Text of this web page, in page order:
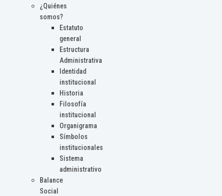
¿Quiénes
somos?
Estatuto
general
Estructura
Administrativa
Identidad
institucional
Historia
Filosofía
institucional
Organigrama
Símbolos
institucionales
Sistema
administrativo
Balance
Social